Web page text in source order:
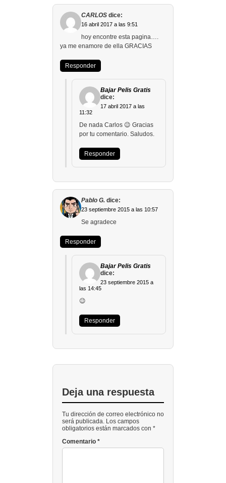
CARLOS dice:
16 abril 2017 a las 9:51
hoy encontre esta pagina….
ya me enamore de ella GRACIAS
Responder
Bajar Pelis Gratis
dice:
17 abril 2017 a las
11:32
De nada Carlos 😉 Gracias
por tu comentario. Saludos.
Responder
Pablo G. dice:
23 septiembre 2015 a las 10:57
Se agradece
Responder
Bajar Pelis Gratis
dice:
23 septiembre 2015 a
las 14:45
😉
Responder
Deja una respuesta
Tu dirección de correo electrónico no
será publicada. Los campos
obligatorios están marcados con *
Comentario *